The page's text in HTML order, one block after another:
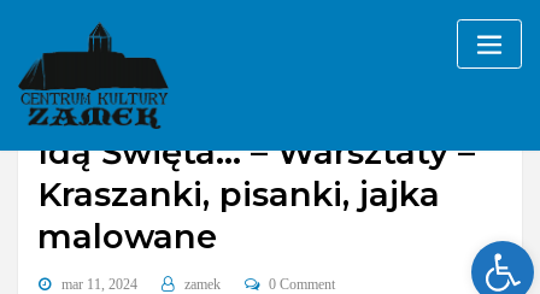
content
Idą Święta… – Warsztaty –
Kraszanki, pisanki, jajka
malowane
mar 11, 2024 zamek 0 Comment